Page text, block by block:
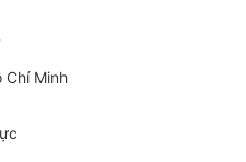
Chí Minh